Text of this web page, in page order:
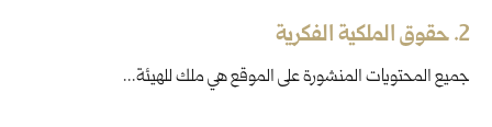
2. حقوق الملكية الفكرية
جميع المحتويات المنشورة على الموقع هي ملك للهيئة...